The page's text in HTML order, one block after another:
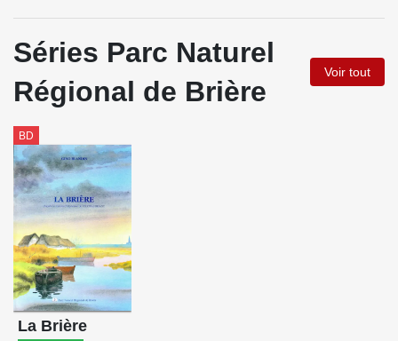
Séries Parc Naturel
Régional de Brière
Voir tout
BD
La Brière